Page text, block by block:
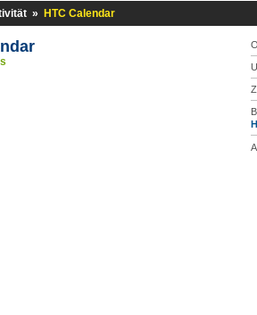
» HTC Calendar